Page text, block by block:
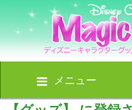
メニュー